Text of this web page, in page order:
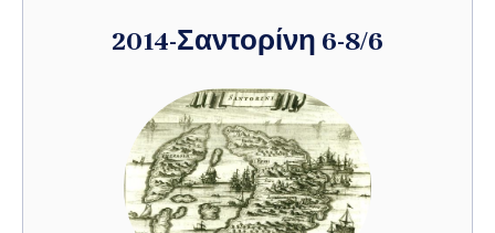
2014-Σαντορίνη 6-8/6